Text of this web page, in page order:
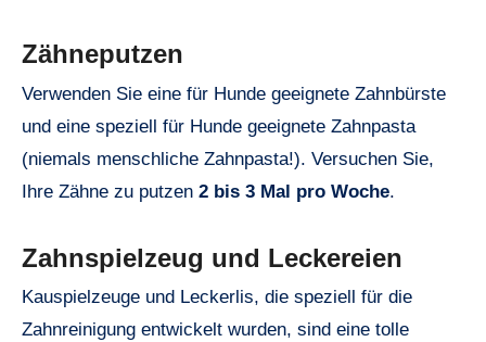
Zähneputzen
Verwenden Sie eine für Hunde geeignete Zahnbürste
und eine speziell für Hunde geeignete Zahnpasta
(niemals menschliche Zahnpasta!). Versuchen Sie,
Ihre Zähne zu putzen 2 bis 3 Mal pro Woche.
Zahnspielzeug und Leckereien
Kauspielzeuge und Leckerlis, die speziell für die
Zahnreinigung entwickelt wurden, sind eine tolle